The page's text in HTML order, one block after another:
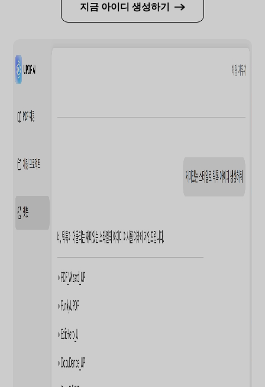
지금 아이디 생성하기